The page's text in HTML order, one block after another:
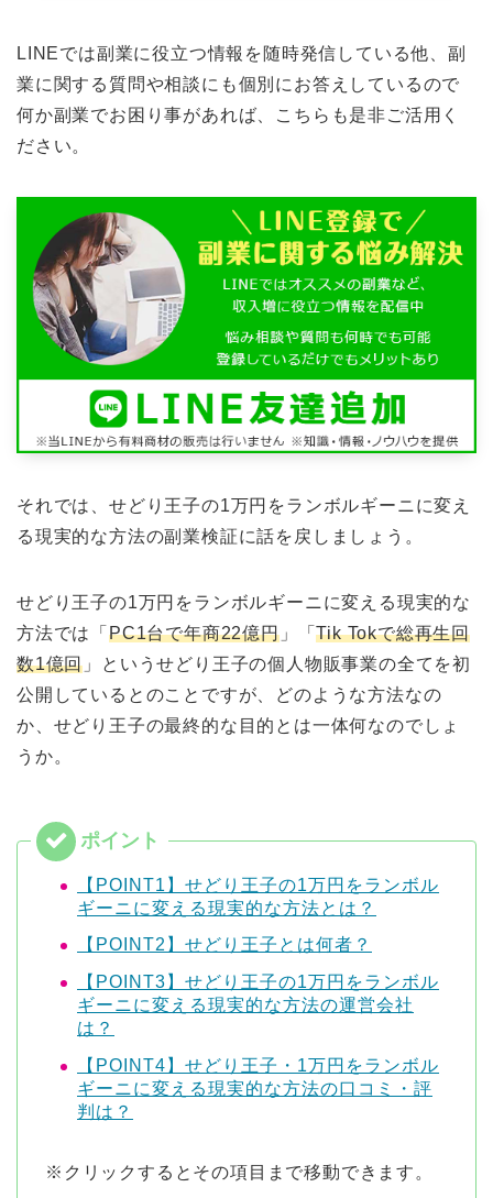
LINEでは副業に役立つ情報を随時発信している他、副
業に関する質問や相談にも個別にお答えしているので
何か副業でお困り事があれば、こちらも是非ご活用く
ださい。
それでは、せどり王子の1万円をランボルギーニに変え
る現実的な方法の副業検証に話を戻しましょう。
せどり王子の1万円をランボルギーニに変える現実的な
方法では「 PC1台で年商22億円」「Tik Tokで総再生回
数1億回 」というせどり王子の個人物販事業の全てを初
公開しているとのことですが、どのような方法なの
か、せどり王子の最終的な目的とは一体何なのでしょ
うか。
【POINT1】せどり王子の1万円をランボル
ギーニに変える現実的な方法とは？
【POINT2】せどり王子とは何者？
【POINT3】せどり王子の1万円をランボル
ギーニに変える現実的な方法の運営会社
は？
【POINT4】せどり王子・1万円をランボル
ギーニに変える現実的な方法の口コミ・評
判は？
※クリックするとその項目まで移動できます。